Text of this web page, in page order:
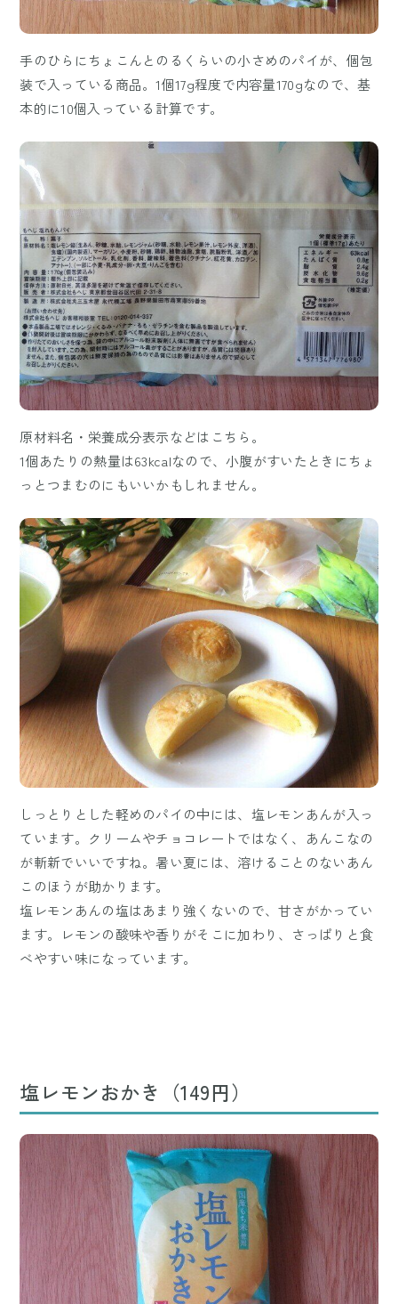
手のひらにちょこんとのるくらいの小さめのパイが、個包
装で入っている商品。1個17g程度で内容量170gなので、基
本的に10個入っている計算です。
原材料名・栄養成分表示などはこちら。
1個あたりの熱量は63kcalなので、小腹がすいたときにちょ
っとつまむのにもいいかもしれません。
しっとりとした軽めのパイの中には、塩レモンあんが入っ
ています。クリームやチョコレートではなく、あんこなの
が斬新でいいですね。暑い夏には、溶けることのないあん
このほうが助かります。
塩レモンあんの塩はあまり強くないので、甘さがかってい
ます。レモンの酸味や香りがそこに加わり、さっぱりと食
べやすい味になっています。
塩レモンおかき（149円）